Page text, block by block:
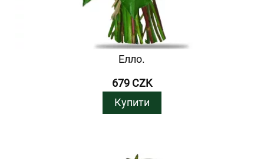
Елло.
679 CZK
Купити